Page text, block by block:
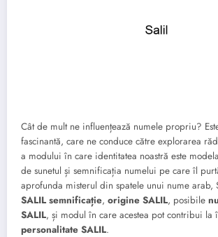
Cât de mult ne influențează numele propriu?
fascinantă, care ne conduce către explorarea
a modului în care identitatea noastră este
de sunetul și semnificația numelui pe care îl
aprofunda misterul din spatele unui nume arab,
SALIL semnificație, origine SALIL, posibile
SALIL, și modul în care acestea pot contribui la
personalitate SALIL.